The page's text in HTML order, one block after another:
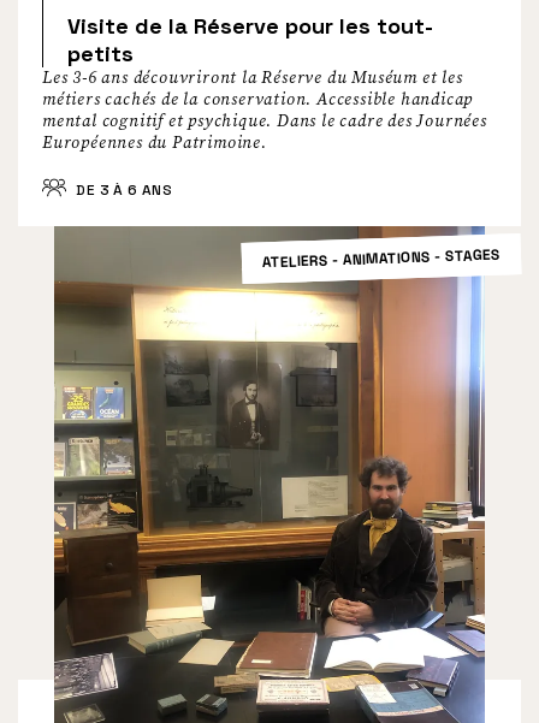
Visite de la Réserve pour les tout-
petits
Les 3-6 ans découvriront la Réserve du Muséum et les
métiers cachés de la conservation. Accessible handicap
mental cognitif et psychique. Dans le cadre des Journées
Européennes du Patrimoine.
DE 3 À 6 ANS
ATELIERS - ANIMATIONS - STAGES